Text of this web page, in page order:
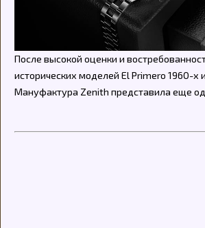
После высокой оценки и
исторических моделей El Primero 1960-х
Мануфактура Zenith представила еще